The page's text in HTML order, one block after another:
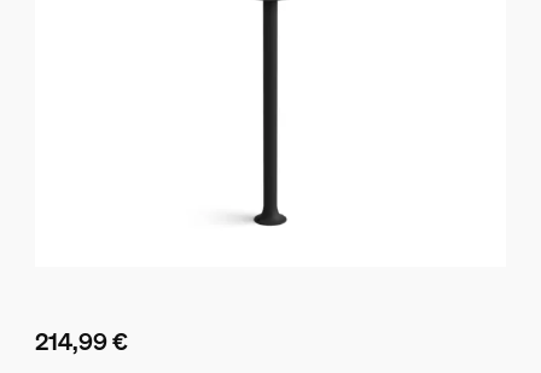
214,99 €